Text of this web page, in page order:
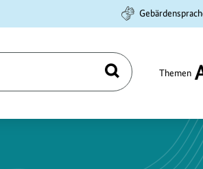
Suchen Themen
A